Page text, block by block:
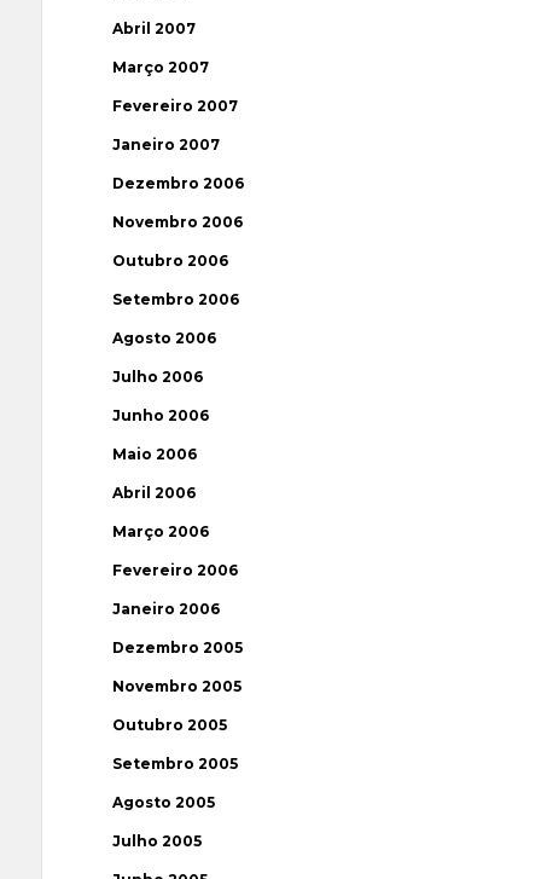
Abril 2007
Março 2007
Fevereiro 2007
Janeiro 2007
Dezembro 2006
Novembro 2006
Outubro 2006
Setembro 2006
Agosto 2006
Julho 2006
Junho 2006
Maio 2006
Abril 2006
Março 2006
Fevereiro 2006
Janeiro 2006
Dezembro 2005
Novembro 2005
Outubro 2005
Setembro 2005
Agosto 2005
Julho 2005